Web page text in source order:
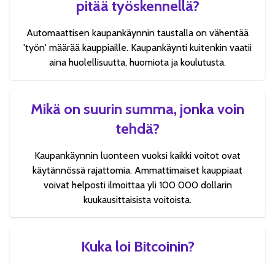
pitää työskennellä?
Automaattisen kaupankäynnin taustalla on vähentää
'työn' määrää kauppiaille. Kaupankäynti kuitenkin vaatii
aina huolellisuutta, huomiota ja koulutusta.
Mikä on suurin summa, jonka voin
tehdä?
Kaupankäynnin luonteen vuoksi kaikki voitot ovat
käytännössä rajattomia. Ammattimaiset kauppiaat
voivat helposti ilmoittaa yli 100 000 dollarin
kuukausittaisista voitoista.
Kuka loi Bitcoinin?